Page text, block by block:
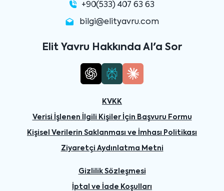
+90(533) 407 63 63
bilgi@elityavru.com
Elit Yavru Hakkında AI'a Sor
KVKK
Verisi İşlenen İlgili Kişiler İçin Başvuru Formu
Kişisel Verilerin Saklanması ve İmhası Politikası
Ziyaretçi Aydınlatma Metni
Gizlilik Sözleşmesi
İptal ve İade Koşulları